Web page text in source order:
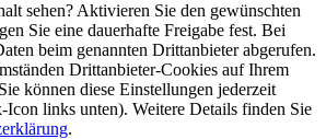
sehen? Aktivieren Sie den gewünschten
Sie eine dauerhafte Freigabe fest. Bei
beim genannten Drittanbieter abgerufen.
Drittanbieter-Cookies auf Ihrem
können diese Einstellungen jederzeit
Icon links unten). Weitere Details finden Sie
.